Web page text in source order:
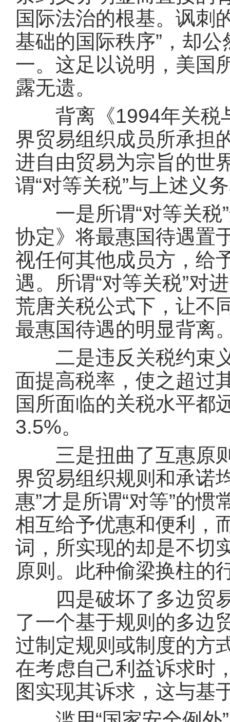
国际法治的根基。讽刺
基础的国际秩序”，却
一。这足以说明，美国
露无遗。
背离《1994年关税与
界贸易组织成员所承担
进自由贸易为宗旨的世
谓“对等关税”与上述义
一是所谓“对等关税”
协定》将最惠国待遇置
视任何其他成员方，给
遇。所谓“对等关税”对
荒唐关税公式下，让不
最惠国待遇的明显背离
二是违反关税约束义
面提高税率，使之超过
国所面临的关税水平都
3.5%。
三是扭曲了互惠原则
界贸易组织规则和承诺
惠”才是所谓“对等”的
相互给予优惠和便利，
词，所实现的却是不切
原则。此种偷梁换柱的
四是破坏了多边贸易
了一个基于规则的多边
过制定规则或制度的方
在考虑自己利益诉求时
图实现其诉求，这与基